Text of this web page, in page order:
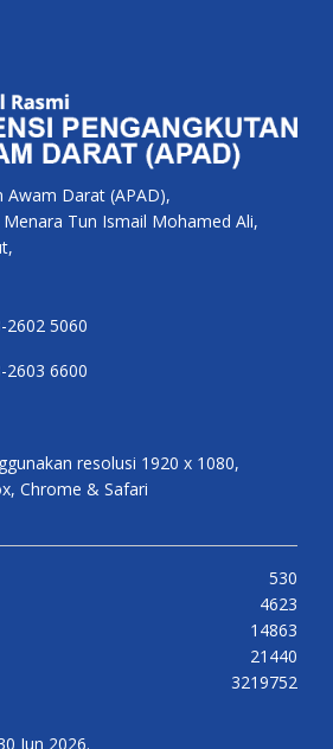
Awam Darat (APAD),
Tun Ismail Mohamed Ali,
2602 5060
2603 6600
resolusi 1920 x 1080,
Chrome & Safari
530
4623
14863
21440
3219752
Jun 2026.